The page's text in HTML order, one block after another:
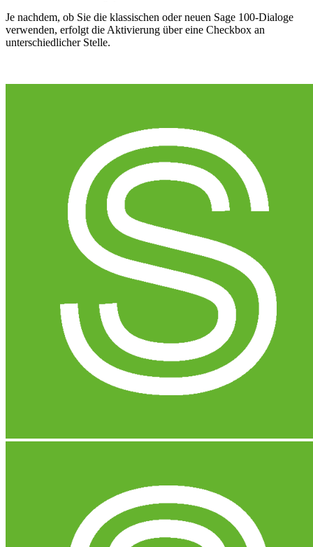
Je nachdem, ob Sie die klassischen oder neuen Sage 100-Dialoge
verwenden, erfolgt die Aktivierung über eine Checkbox an
unterschiedlicher Stelle.